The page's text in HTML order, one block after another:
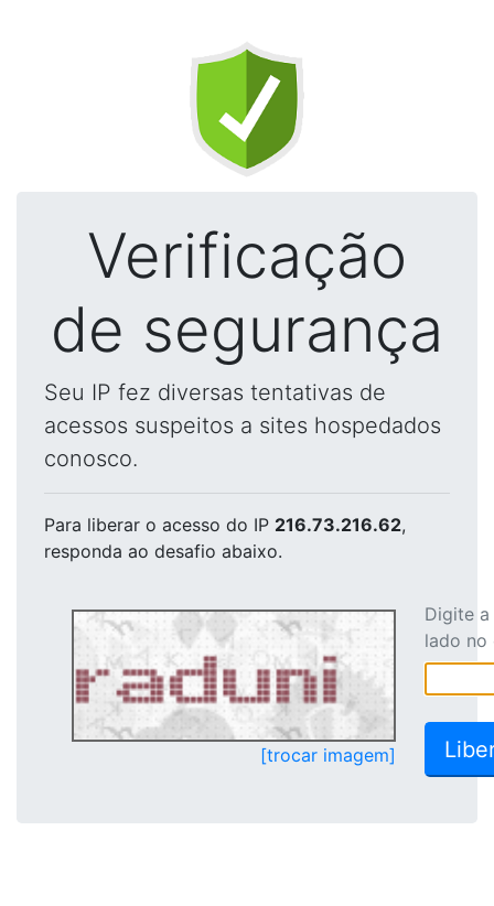
Verificação
de segurança
Seu IP fez diversas tentativas de
acessos suspeitos a sites hospedados
conosco.
Para liberar o acesso do IP 216.73.216.62,
responda ao desafio abaixo.
[trocar imagem]
Digite
lado no